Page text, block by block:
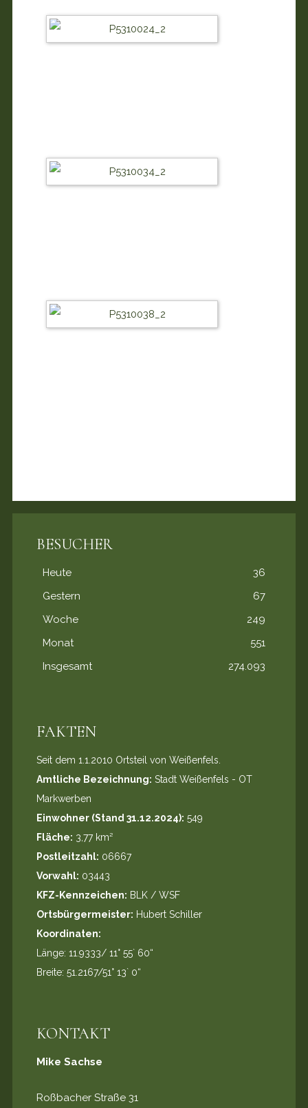
BESUCHER
Heute
36
Gestern
67
Woche
249
Monat
551
Insgesamt
274.093
FAKTEN
Seit dem 1.1.2010 Ortsteil von Weißenfels.
Amtliche Bezeichnung: Stadt Weißenfels - OT
Markwerben
Einwohner (Stand 31.12.2024): 549
Fläche: 3,77 km²
Postleitzahl: 06667
Vorwahl: 03443
KFZ-Kennzeichen: BLK / WSF
Ortsbürgermeister: Hubert Schiller
Koordinaten:
Länge: 11.9333/ 11° 55` 60“
Breite: 51.2167/51° 13` 0“
KONTAKT
Mike Sachse
Roßbacher Straße 31